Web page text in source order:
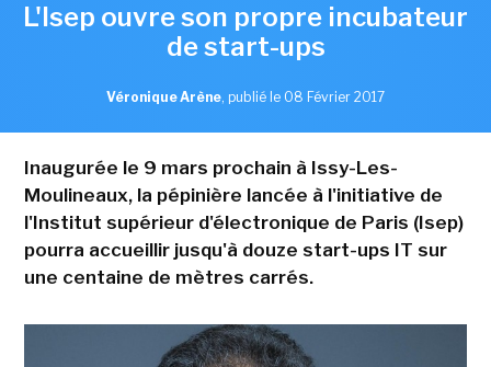
L'Isep ouvre son propre incubateur
de start-ups
Véronique Arène, publié le 08 Février 2017
Inaugurée le 9 mars prochain à Issy-Les-
Moulineaux, la pépinière lancée à l'initiative de
l'Institut supérieur d'électronique de Paris (Isep)
pourra accueillir jusqu'à douze start-ups IT sur
une centaine de mètres carrés.